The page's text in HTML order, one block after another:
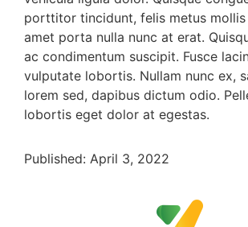
porttitor tincidunt, felis metus
amet porta nulla nunc at erat.
ac condimentum suscipit. Fusce
vulputate lobortis. Nullam nunc ex,
lorem sed, dapibus dictum odio.
lobortis eget dolor at egestas.
Published: April 3, 2022